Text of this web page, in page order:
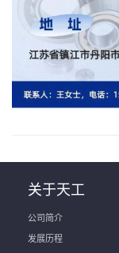
关于天工
公司简介
发展历程